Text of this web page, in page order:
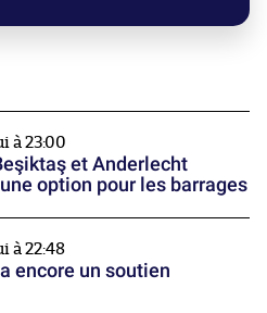
à 23:00
et Anderlecht
option pour les barrages
à 22:48
encore un soutien